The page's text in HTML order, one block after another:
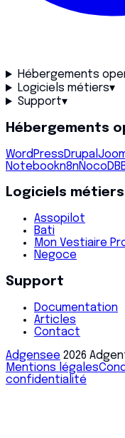
Hébergements
Logiciels métiers▾
Support▾
Hébergements
WordPressDrupal
Notebookn8nNocoDB
Logiciels métiers
Assopilot
Bati
Mon Vestiaire
Negoce
Support
Documentation
Articles
Contact
Adgensee 2026
Mentions légales
confidentialité